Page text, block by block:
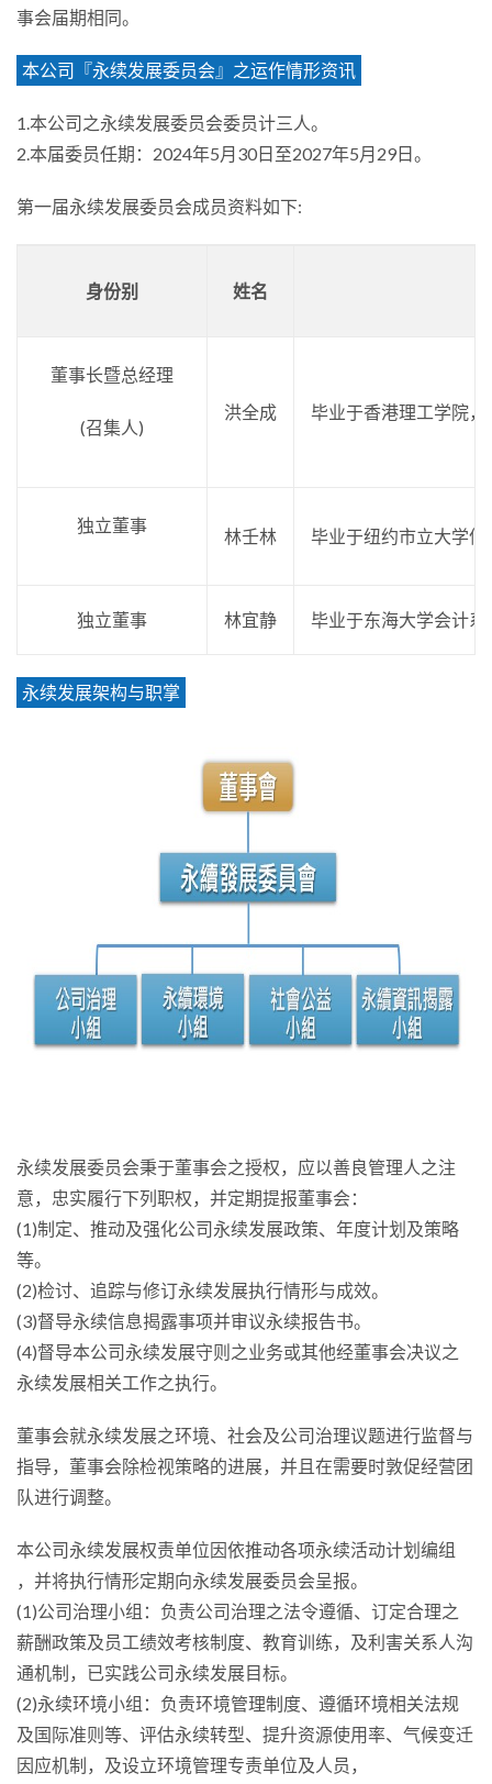
事会届期相同。
本公司『永续发展委员会』之运作情形资讯
1.本公司之永续发展委员会委员计三人。
2.本届委员任期：2024年5月30日至2027年5月29日。
第一届永续发展委员会成员资料如下:
身份别 姓名
董事长暨总经理
(召集人)
洪全成 毕业于香港理工学院
独立董事
林壬林 毕业于纽约市立大学
独立董事 林宜静 毕业于东海大学会计
永续发展架构与职掌
永续发展委员会秉于董事会之授权，应以善良管理人之注
意，忠实履行下列职权，并定期提报董事会：
(1)制定、推动及强化公司永续发展政策、年度计划及策略
等。
(2)检讨、追踪与修订永续发展执行情形与成效。
(3)督导永续信息揭露事项并审议永续报告书。
(4)督导本公司永续发展守则之业务或其他经董事会决议之
永续发展相关工作之执行。
董事会就永续发展之环境、社会及公司治理议题进行监督与
指导，董事会除检视策略的进展，并且在需要时敦促经营团
队进行调整。
本公司永续发展权责单位因依推动各项永续活动计划编组
，并将执行情形定期向永续发展委员会呈报。
(1)公司治理小组：负责公司治理之法令遵循、订定合理之
薪酬政策及员工绩效考核制度、教育训练，及利害关系人沟
通机制，已实践公司永续发展目标。
(2)永续环境小组：负责环境管理制度、遵循环境相关法规
及国际准则等、评估永续转型、提升资源使用率、气候变迁
因应机制，及设立环境管理专责单位及人员，